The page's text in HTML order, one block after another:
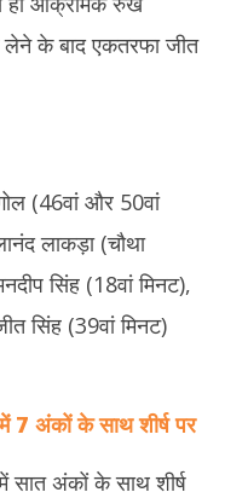
के बाद एकतरफा जीत
(46वां और 50वां
लाकड़ा (चौथा
सिंह (18वां मिनट),
सिंह (39वां मिनट)
7 अंकों के साथ शीर्ष पर
सात अंकों के साथ शीर्ष